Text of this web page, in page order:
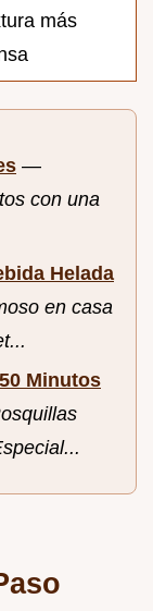
más
—
con una
Helada
en casa
Minutos